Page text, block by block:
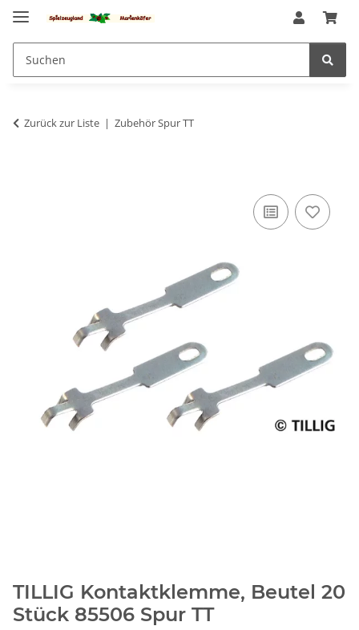
Zurück zur Liste Zubehör Spur TT
TILLIG Kontaktklemme, Beutel 20
Stück 85506 Spur TT